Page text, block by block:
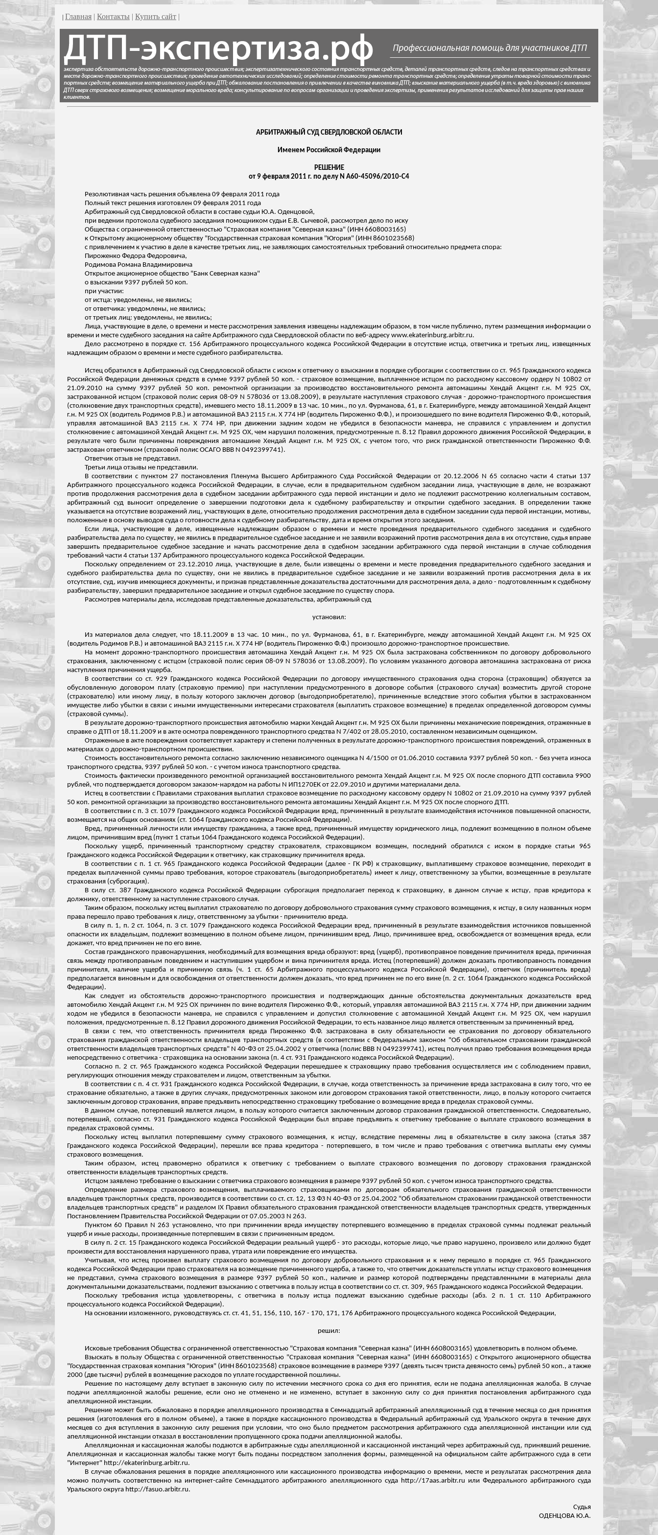
| Главная | Контакты | Купить сайт |
АРБИТРАЖНЫЙ СУД СВЕРДЛОВСКОЙ ОБЛАСТИ
Именем Российской Федерации
РЕШЕНИЕ
от 9 февраля 2011 г. по делу N А60-45096/2010-С4
Резолютивная часть решения объявлена 09 февраля 2011 года
Полный текст решения изготовлен 09 февраля 2011 года
Арбитражный суд Свердловской области в составе судьи Ю.А. Оденцовой,
при ведении протокола судебного заседания помощником судьи Е.В. Сычевой, рассмотрел дело по иску
Общества с ограниченной ответственностью "Страховая компания "Северная казна" (ИНН 6608003165)
к Открытому акционерному обществу "Государственная страховая компания "Югория" (ИНН 8601023568)
с привлечением к участию в деле в качестве третьих лиц, не заявляющих самостоятельных требований относительно предмета спора:
Пироженко Федора Федоровича,
Родимова Романа Владимировича
Открытое акционерное общество "Банк Северная казна"
о взыскании 9397 рублей 50 коп.
при участии:
от истца: уведомлены, не явились;
от ответчика: уведомлены, не явились;
от третьих лиц: уведомлены, не явились;
Лица, участвующие в деле, о времени и месте рассмотрения заявления извещены надлежащим образом, в том числе публично, путем размещения информации о
времени и месте судебного заседания на сайте Арбитражного суда Свердловской области по веб-адресу www.ekaterinburg.arbitr.ru.
Дело рассмотрено в порядке ст. 156 Арбитражного процессуального кодекса Российской Федерации в отсутствие истца, ответчика и третьих лиц, извещенных
надлежащим образом о времени и месте судебного разбирательства.
Истец обратился в Арбитражный суд Свердловской области с иском к ответчику о взыскании в порядке суброгации с соответствии со ст. 965 Гражданского кодекса
Российской Федерации денежных средств в сумме 9397 рублей 50 коп. - страховое возмещение, выплаченное истцом по расходному кассовому ордеру N 10802 от
21.09.2010 на сумму 9397 рублей 50 коп. ремонтной организации за производство восстановительного ремонта автомашины Хендай Акцент г.н. М 925 ОХ,
застрахованной истцом (страховой полис серия 08-09 N 578036 от 13.08.2009), в результате наступления страхового случая - дорожно-транспортного происшествия
(столкновение двух транспортных средств), имевшего место 18.11.2009 в 13 час. 10 мин., по ул. Фурманова, 61, в г. Екатеринбурге, между автомашиной Хендай Акцент
г.н. М 925 ОХ (водитель Родимов Р.В.) и автомашиной ВАЗ 2115 г.н. Х 774 НР (водитель Пироженко Ф.Ф.), и произошедшего по вине водителя Пироженко Ф.Ф., который,
управляя автомашиной ВАЗ 2115г.н. Х 774 НР, при движении задним ходом не убедился в безопасности маневра, не справился с управлением и допустил
столкновение с автомашиной Хендай Акцентг.н. М 925 ОХ, чем нарушил положения, предусмотренные п. 8.12 Правил дорожного движения Российской Федерации, в
результате чего были причинены повреждения автомашине Хендай Акцент г.н. М 925 ОХ, с учетом того, что риск гражданской ответственности Пироженко Ф.Ф.
застрахован ответчиком (страховой полис ОСАГО ВВВ N 0492399741).
Ответчик отзыв не представил.
Третьи лица отзывы не представили.
В соответствии с пунктом 27 постановления Пленума Высшего Арбитражного Суда Российской Федерации от 20.12.2006 N 65 согласно части 4 статьи 137
Арбитражного процессуального кодекса Российской Федерации, в случае, если в предварительном судебном заседании лица, участвующие в деле, не возражают
против продолжения рассмотрения дела в судебном заседании арбитражного суда первой инстанции и дело не подлежит рассмотрению коллегиальным составом,
арбитражный суд выноситопределение о завершении подготовки дела к судебному разбирательству и открытии судебного заседания. В определении также
указывается на отсутствие возражений лиц, участвующих в деле, относительно продолжения рассмотрения дела в судебном заседании суда первой инстанции, мотивы,
положенные в основу выводов суда о готовности дела к судебному разбирательству, дата и время открытия этого заседания.
Если лица, участвующие в деле, извещенные надлежащим образом о времени и месте проведения предварительного судебного заседания и судебного
разбирательства дела по существу, не явились в предварительное судебное заседание и не заявили возражений против рассмотрения дела в их отсутствие, судья вправе
завершить предварительное судебное заседание и начать рассмотрение дела в судебном заседании арбитражного суда первой инстанции в случае соблюдения
требований части 4 статьи 137 Арбитражного процессуального кодекса Российской Федерации.
Поскольку определением от 23.12.2010 лица, участвующие в деле, были извещены о времени и месте проведения предварительного судебного заседания и
судебного разбирательства дела по существу, они не явились в предварительное судебное заседание и не заявили возражений против рассмотрения дела в их
отсутствие, суд, изучив имеющиеся документы, и признав представленные доказательства достаточными для рассмотрения дела, а дело - подготовленным к судебному
разбирательству, завершил предварительное заседание и открыл судебное заседание по существу спора.
Рассмотрев материалы дела, исследовав представленные доказательства, арбитражный суд
установил:
Из материалов дела следует, что 18.11.2009 в 13 час. 10 мин., по ул. Фурманова, 61, в г. Екатеринбурге, между автомашиной Хендай Акцентг.н. М 925 ОХ
(водитель Родимов Р.В.) и автомашиной ВАЗ 2115 г.н. Х 774 НР (водитель Пироженко Ф.Ф.) произошло дорожно-транспортное происшествие.
На момент дорожно-транспортного происшествия автомашина Хендай Акцент г.н. М 925 ОХ была застрахована собственником по договору добровольного
страхования, заключенному с истцом (страховой полис серия 08-09 N 578036 от 13.08.2009). По условиям указанного договора автомашина застрахована от риска
наступления причинения ущерба.
В соответствии со ст. 929 Гражданского кодекса Российской Федерации по договору имущественного страхования одна сторона (страховщик) обязуется за
обусловленную договором плату (страховую премию) при наступлении предусмотренного в договоре события (страхового случая) возместить другой стороне
(страхователю) или иному лицу, в пользу которого заключен договор (выгодоприобретателю), причиненные вследствие этого события убытки в застрахованном
имуществе либо убытки в связи с иными имущественными интересами страхователя (выплатить страховое возмещение) в пределах определенной договором суммы
(страховой суммы).
В результате дорожно-транспортного происшествия автомобилю марки Хендай Акцент г.н. М 925 ОХ были причинены механические повреждения, отраженные в
справке о ДТП от 18.11.2009 и в акте осмотра поврежденного транспортного средства N 7/402 от 28.05.2010, составленном независимым оценщиком.
Отраженные в акте повреждения соответствует характеру и степени полученных в результате дорожно-транспортного происшествия повреждений, отраженных в
материалах о дорожно-транспортном происшествии.
Стоимость восстановительного ремонта согласно заключению независимого оценщика N 4/1500 от 01.06.2010 составила 9397 рублей 50 коп. - без учета износа
транспортного средства, 9397 рублей 50 коп. - с учетом износа транспортного средства.
Стоимость фактически произведенного ремонтной организацией восстановительного ремонта Хендай Акцентг.н. М 925 ОХ после спорного ДТП составила 9900
рублей, что подтверждается договором заказом-нарядом на работы N ИП1270ЕК от 22.09.2010 и другими материалами дела.
Истец в соответствии с Правилами страхования выплатил страховое возмещение по расходному кассовому ордеру N 10802 от 21.09.2010 на сумму 9397 рублей
50 коп. ремонтной организации за производство восстановительного ремонта автомашины Хендай Акцент г.н. М 925 ОХ после спорного ДТП.
В соответствии с п. 3 ст. 1079 Гражданского кодекса Российской Федерации вред, причиненный в результате взаимодействия источников повышенной опасности,
возмещается на общих основаниях (ст. 1064 Гражданского кодекса Российской Федерации).
Вред, причиненный личности или имуществу гражданина, а также вред, причиненный имуществу юридического лица, подлежит возмещению в полном объеме
лицом, причинившим вред (пункт 1 статьи 1064 Гражданского кодекса Российской Федерации).
Поскольку ущерб, причиненный транспортному средству страхователя, страховщиком возмещен, последний обратился с иском в порядке статьи 965
Гражданского кодекса Российской Федерации к ответчику, как страховщику причинителя вреда.
В соответствии с п. 1 ст. 965 Гражданского кодекса Российской Федерации (далее - ГК РФ) к страховщику, выплатившему страховое возмещение, переходит в
пределах выплаченной суммы право требования, которое страхователь (выгодоприобретатель) имеет к лицу, ответственному за убытки, возмещенные в результате
страхования (суброгация).
В силу ст. 387 Гражданского кодекса Российской Федерации суброгация предполагает переход к страховщику, в данном случае к истцу, прав кредитора к
должнику, ответственному за наступление страхового случая.
Таким образом, поскольку истец выплатил страхователю по договору добровольного страхования сумму страхового возмещения, к истцу, в силу названных норм
права перешло право требования к лицу, ответственному за убытки - причинителю вреда.
В силу п. 1, п. 2 ст. 1064, п. 3 ст. 1079 Гражданского кодекса Российской Федерации вред, причиненный в результате взаимодействия источников повышенной
опасности их владельцам, подлежит возмещению в полном объеме лицом, причинившим вред. Лицо, причинившее вред, освобождается от возмещения вреда, если
докажет, что вред причинен не по его вине.
Состав гражданского правонарушения, необходимый для возмещения вреда образуют: вред (ущерб), противоправное поведение причинителя вреда, причинная
связь между противоправным поведением и наступившим ущербом и вина причинителя вреда. Истец (потерпевший) должен доказать противоправность поведения
причинителя, наличие ущерба и причинную связь (ч. 1 ст. 65 Арбитражного процессуального кодекса Российской Федерации), ответчик (причинительвреда)
предполагается виновным и для освобождения от ответственности должен доказать, что вред причинен не по его вине (п. 2 ст. 1064 Гражданского кодекса Российской
Федерации).
Как следует из обстоятельств дорожно-транспортного происшествия и подтверждающих данные обстоятельства документальных доказательств вред
автомобилю Хендай Акцент г.н. М 925 ОХ причинен по вине водителя Пироженко Ф.Ф., который, управляя автомашиной ВАЗ 2115 г.н. Х 774 НР, при движении задним
ходом не убедился в безопасности маневра, не справился с управлением и допустил столкновение с автомашиной Хендай Акцент г.н. М 925 ОХ, чем нарушил
положения, предусмотренные п. 8.12 Правил дорожного движения Российской Федерации, то есть названное лицо является ответственным за причиненный вред.
В связи с тем, что ответственность причинителя вреда Пироженко Ф.Ф. застрахована в силу обязательности ее страхования по договору обязательного
страхования гражданской ответственности владельцев транспортных средств (в соответствии с Федеральным законом "Об обязательном страховании гражданской
ответственности владельцев транспортных средств" N 40-ФЗ от 25.04.2002 у ответчика (полис ВВВ N 0492399741), истец получил право требования возмещения вреда
непосредственно с ответчика - страховщика на основании закона (п. 4 ст. 931 Гражданского кодекса Российской Федерации).
Согласно п. 2 ст. 965 Гражданского кодекса Российской Федерации перешедшее к страховщику право требования осуществляется им с соблюдением правил,
регулирующих отношения между страхователем и лицом, ответственным за убытки.
В соответствии с п. 4 ст. 931 Гражданского кодекса Российской Федерации, в случае, когда ответственность за причинение вреда застрахована в силу того, что ее
страхование обязательно, а также в других случаях, предусмотренных законом или договором страхования такой ответственности, лицо, в пользу которого считается
заключенным договор страхования, вправе предъявить непосредственно страховщику требование о возмещение вреда в пределах страховой суммы.
В данном случае, потерпевший является лицом, в пользу которого считается заключенным договор страхования гражданской ответственности. Следовательно,
потерпевший, согласно ст. 931 Гражданского кодекса Российской Федерации был вправе предъявить к ответчику требование о выплате страхового возмещения в
пределах страховой суммы.
Поскольку истец выплатил потерпевшему сумму страхового возмещения, к истцу, вследствие перемены лиц в обязательстве в силу закона (статья 387
Гражданского кодекса Российской Федерации), перешли все права кредитора - потерпевшего, в том числе и право требования с ответчика выплаты ему суммы
страхового возмещения.
Таким образом, истец правомерно обратился к ответчику с требованием о выплате страхового возмещения по договору страхования гражданской
ответственности владельцев транспортных средств.
Истцом заявлено требование о взыскании с ответчика страхового возмещения в размере 9397 рублей 50 коп. с учетом износа транспортного средства.
Определение размера страхового возмещения, выплачиваемого страховщиками по договорам обязательного страхования гражданской ответственности
владельцев транспортных средств, производится в соответствии со ст. ст. 12, 13 ФЗ N 40-ФЗ от 25.04.2002 "Об обязательном страховании гражданской ответственности
владельцев транспортных средств" и разделом IX Правил обязательного страхования гражданской ответственности владельцев транспортных средств, утвержденных
Постановлением Правительства Российской Федерации от 07.05.2003 N 263.
Пунктом 60 Правил N 263 установлено, что при причинении вреда имуществу потерпевшего возмещению в пределах страховой суммы подлежат реальный
ущерб и иные расходы, произведенные потерпевшим в связи с причиненным вредом.
В силу п. 2 ст. 15 Гражданского кодекса Российской Федерации реальный ущерб - это расходы, которые лицо, чье право нарушено, произвело или должно будет
произвести для восстановления нарушенного права, утрата или повреждение его имущества.
Учитывая, что истец произвел выплату страхового возмещения по договору добровольного страхования и к нему перешло в порядке ст. 965 Гражданского
кодекса Российской Федерации право страхователя на возмещение причиненного ущерба, а также то, что ответчик доказательств уплаты истцу страхового возмещения
не представил, сумма страхового возмещения в размере 9397 рублей 50 коп., наличие и размер которой подтверждены представленными в материалы дела
документальными доказательствами, подлежит взысканию с ответчика в пользу истца в соответствии со ст. ст. 309, 965 Гражданского кодекса Российской Федерации.
Поскольку требования истца удовлетворены, с ответчика в пользу истца подлежат взысканию судебные расходы (абз. 2 п. 1 ст. 110 Арбитражного
процессуального кодекса Российской Федерации).
На основании изложенного, руководствуясь ст. ст. 41, 51, 156, 110, 167 - 170, 171, 176 Арбитражного процессуального кодекса Российской Федерации,
решил:
Исковые требования Общества с ограниченной ответственностью "Страховая компания "Северная казна" (ИНН 6608003165) удовлетворить в полном объеме.
Взыскать в пользу Общества с ограниченной ответственностью "Страховая компания "Северная казна" (ИНН 6608003165) с Открытого акционерного общества
"Государственная страховая компания "Югория" (ИНН 8601023568) страховое возмещение в размере 9397 (девять тысяч триста девяносто семь) рублей 50 коп., а также
2000 (две тысячи) рублей в возмещение расходов по уплате государственной пошлины.
Решение по настоящему делу вступает в законную силу по истечении месячного срока со дня его принятия, если не подана апелляционная жалоба. В случае
подачи апелляционной жалобы решение, если оно не отменено и не изменено, вступает в законную силу со дня принятия постановления арбитражного суда
апелляционной инстанции.
Решение может быть обжаловано в порядке апелляционного производства в Семнадцатый арбитражный апелляционный суд в течение месяца со дня принятия
решения (изготовления его в полном объеме), а также в порядке кассационного производства в Федеральный арбитражный суд Уральского округа в течение двух
месяцев со дня вступления в законную силу решения при условии, что оно было предметом рассмотрения арбитражного суда апелляционной инстанции или суд
апелляционной инстанции отказал в восстановлении пропущенного срока подачи апелляционной жалобы.
Апелляционная и кассационная жалобы подаются в арбитражные суды апелляционной и кассационной инстанций через арбитражный суд, принявший решение.
Апелляционная и кассационная жалобы также могут быть поданы посредством заполнения формы, размещенной на официальном сайте арбитражного суда в сети
"Интернет" http://ekaterinburg.arbitr.ru.
В случае обжалования решения в порядке апелляционного или кассационного производства информацию о времени, месте и результатах рассмотрения дела
можно получить соответственно на интернет-сайте Семнадцатого арбитражного апелляционного суда http://17aas.arbitr.ru или Федерального арбитражного суда
Уральского округа http://fasuo.arbitr.ru.
Судья
ОДЕНЦОВА Ю.А.